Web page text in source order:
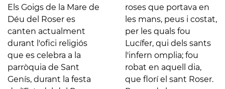
Els Goigs de la Mare de
Déu del Roser es
canten actualment
durant l'ofici religiós
que es celebra a la
parròquia de Sant
Genís, durant la festa
roses que portava en
les mans, peus i costat,
per les quals fou
Lucífer, qui dels sants
l'infern omplia; fou
robat en aquell dia,
que florí el sant Roser.